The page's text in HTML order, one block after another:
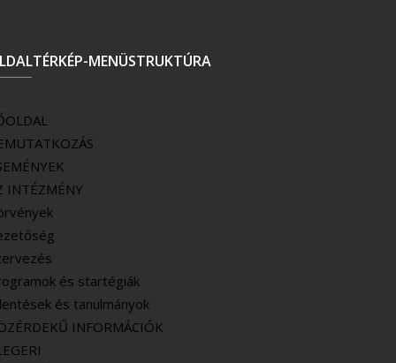
MENÜSTRUKTÚRA
INTÉZMÉNY
és startégiák
és tanulmányok
INFORMÁCIÓK